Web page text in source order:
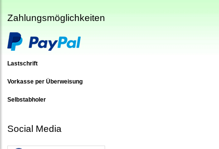
Zahlungsmöglichkeiten
Lastschrift
Vorkasse per Überweisung
Selbstabholer
Social Media